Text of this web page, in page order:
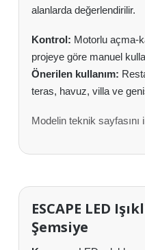
alanlarda değerlendirilir.
Kontrol: Motorlu açma-
projeye göre manuel
Önerilen kullanım:
teras, havuz, villa ve
Modelin teknik sayfasını
ESCAPE LED
Şemsiye